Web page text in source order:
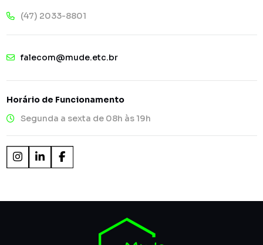
(47) 2033-8801
falecom@mude.etc.br
Horário de Funcionamento
Segunda a sexta de 08h às 19h